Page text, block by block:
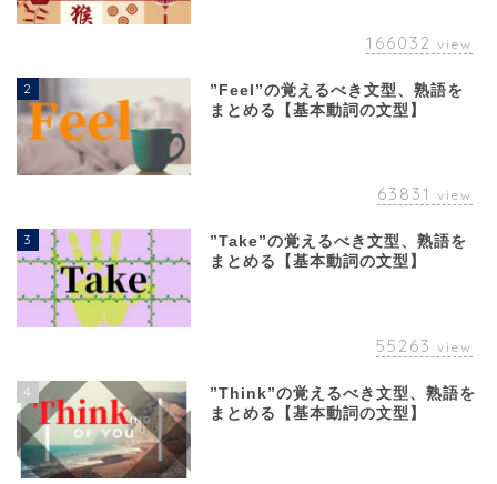
166032 view
2
”Feel”の覚えるべき文型、熟語を
まとめる【基本動詞の文型】
63831 view
3
”Take”の覚えるべき文型、熟語を
まとめる【基本動詞の文型】
55263 view
4
”Think”の覚えるべき文型、熟語を
まとめる【基本動詞の文型】